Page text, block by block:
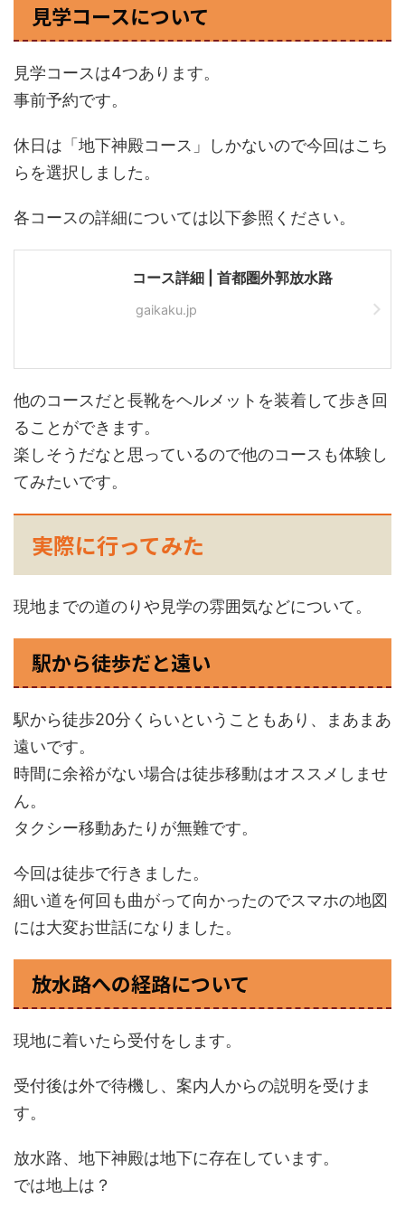
見学コースについて
見学コースは4つあります。
事前予約です。
休日は「地下神殿コース」しかないので今回はこち
らを選択しました。
各コースの詳細については以下参照ください。
コース詳細 | 首都圏外郭放水路
gaikaku.jp
他のコースだと長靴をヘルメットを装着して歩き回
ることができます。
楽しそうだなと思っているので他のコースも体験し
てみたいです。
実際に行ってみた
現地までの道のりや見学の雰囲気などについて。
駅から徒歩だと遠い
駅から徒歩20分くらいということもあり、まあまあ
遠いです。
時間に余裕がない場合は徒歩移動はオススメしませ
ん。
タクシー移動あたりが無難です。
今回は徒歩で行きました。
細い道を何回も曲がって向かったのでスマホの地図
には大変お世話になりました。
放水路への経路について
現地に着いたら受付をします。
受付後は外で待機し、案内人からの説明を受けま
す。
放水路、地下神殿は地下に存在しています。
では地上は？